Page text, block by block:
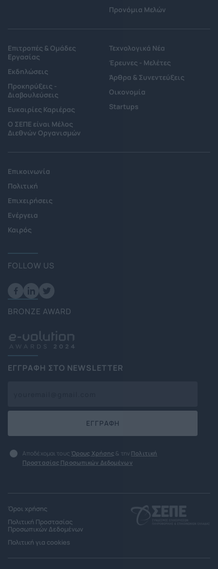
Προνόμια Μελών
Επιτροπές & Ομάδες
Εργασίας
Εκδηλώσεις
Προκηρύξεις -
Διαβουλεύσεις
Ευκαιρίες Καριέρας
Ο ΣΕΠΕ είναι Μέλος
Διεθνών Οργανισμών
Τεχνολογικά Νέα
Έρευνες - Μελέτες
Άρθρα & Συνεντεύξεις
Οικονομία
Startups
Επικοινωνία
Πολιτική
Επιχειρήσεις
Ενέργεια
Καιρός
FOLLOW US
BRONZE AWARD
ΕΓΓΡΑΦΗ ΣΤΟ NEWSLETTER
ΕΓΓΡΑΦΗ
Αποδέχομαι τους Όρους Χρήσης & την Πολιτική
Προστασίας Προσωπικών Δεδομένων
Όροι χρήσης
Πολιτική Προστασίας
Προσωπικών Δεδομένων
Πολιτική για cookies